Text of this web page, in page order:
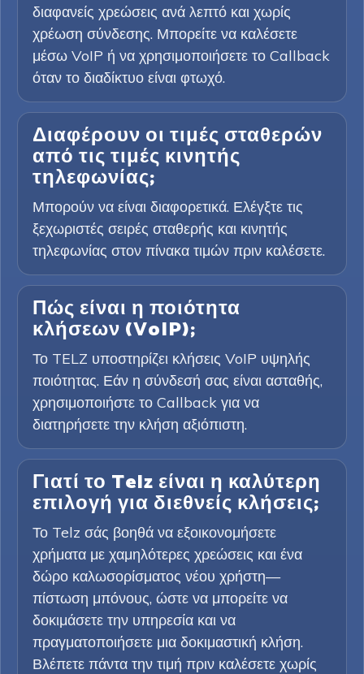
διαφανείς χρεώσεις ανά λεπτό και χωρίς
χρέωση σύνδεσης. Μπορείτε να καλέσετε
μέσω VoIP ή να χρησιμοποιήσετε το Callback
όταν το διαδίκτυο είναι φτωχό.
Διαφέρουν οι τιμές σταθερών
από τις τιμές κινητής
τηλεφωνίας;
Μπορούν να είναι διαφορετικά. Ελέγξτε τις
ξεχωριστές σειρές σταθερής και κινητής
τηλεφωνίας στον πίνακα τιμών πριν καλέσετε.
Πώς είναι η ποιότητα
κλήσεων (VoIP);
Το TELZ υποστηρίζει κλήσεις VoIP υψηλής
ποιότητας. Εάν η σύνδεσή σας είναι ασταθής,
χρησιμοποιήστε το Callback για να
διατηρήσετε την κλήση αξιόπιστη.
Γιατί το Telz είναι η καλύτερη
επιλογή για διεθνείς κλήσεις;
Το Telz σάς βοηθά να εξοικονομήσετε
χρήματα με χαμηλότερες χρεώσεις και ένα
δώρο καλωσορίσματος νέου χρήστη—
πίστωση μπόνους, ώστε να μπορείτε να
δοκιμάσετε την υπηρεσία και να
πραγματοποιήσετε μια δοκιμαστική κλήση.
Βλέπετε πάντα την τιμή πριν καλέσετε χωρίς